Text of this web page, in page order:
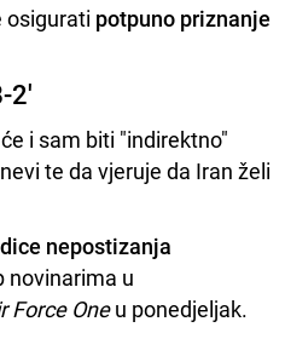
osigurati potpuno priznanje
2'
i sam biti "indirektno"
te da vjeruje da Iran želi
nepostizanja
novinarima u
Force Oneu ponedjeljak.